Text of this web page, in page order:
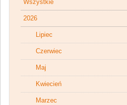
Wszystkie
2026
Lipiec
Czerwiec
Maj
Kwiecień
Marzec